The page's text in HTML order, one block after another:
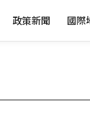
政策新聞 國際